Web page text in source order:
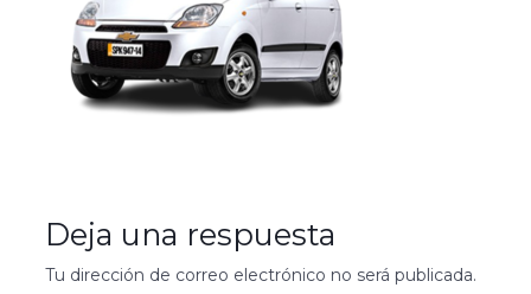
Deja una respuesta
Tu dirección de correo electrónico no será publicada.